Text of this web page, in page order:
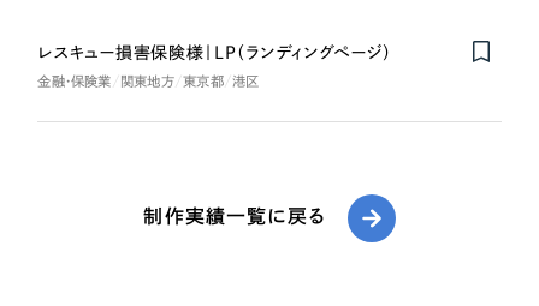
レスキュー損害保険様｜LP（ランディングページ）
金融・保険業 関東地方 東京都 港区
制作実績一覧に戻る